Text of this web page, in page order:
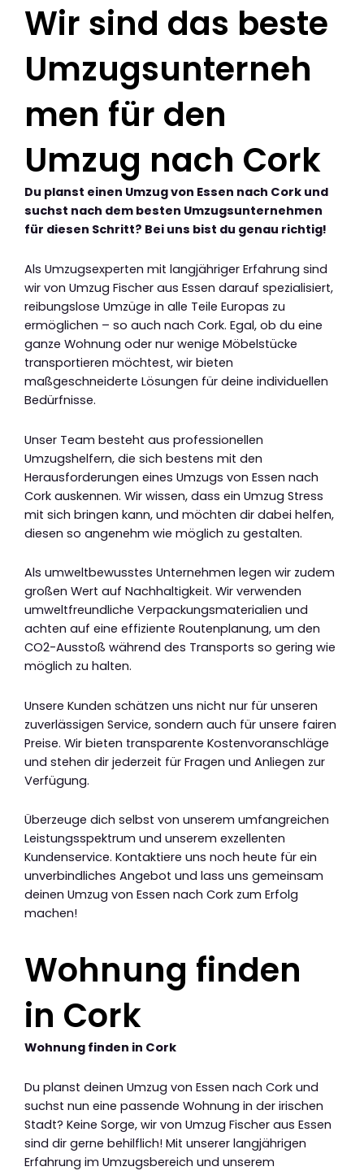
Wir sind das beste
Umzugsunterneh
men für den
Umzug nach Cork
Du planst einen Umzug von Essen nach Cork und
suchst nach dem besten Umzugsunternehmen
für diesen Schritt? Bei uns bist du genau richtig!
Als Umzugsexperten mit langjähriger Erfahrung sind
wir von Umzug Fischer aus Essen darauf spezialisiert,
reibungslose Umzüge in alle Teile Europas zu
ermöglichen – so auch nach Cork. Egal, ob du eine
ganze Wohnung oder nur wenige Möbelstücke
transportieren möchtest, wir bieten
maßgeschneiderte Lösungen für deine individuellen
Bedürfnisse.
Unser Team besteht aus professionellen
Umzugshelfern, die sich bestens mit den
Herausforderungen eines Umzugs von Essen nach
Cork auskennen. Wir wissen, dass ein Umzug Stress
mit sich bringen kann, und möchten dir dabei helfen,
diesen so angenehm wie möglich zu gestalten.
Als umweltbewusstes Unternehmen legen wir zudem
großen Wert auf Nachhaltigkeit. Wir verwenden
umweltfreundliche Verpackungsmaterialien und
achten auf eine effiziente Routenplanung, um den
CO2-Ausstoß während des Transports so gering wie
möglich zu halten.
Unsere Kunden schätzen uns nicht nur für unseren
zuverlässigen Service, sondern auch für unsere fairen
Preise. Wir bieten transparente Kostenvoranschläge
und stehen dir jederzeit für Fragen und Anliegen zur
Verfügung.
Überzeuge dich selbst von unserem umfangreichen
Leistungsspektrum und unserem exzellenten
Kundenservice. Kontaktiere uns noch heute für ein
unverbindliches Angebot und lass uns gemeinsam
deinen Umzug von Essen nach Cork zum Erfolg
machen!
Wohnung finden
in Cork
Wohnung finden in Cork
Du planst deinen Umzug von Essen nach Cork und
suchst nun eine passende Wohnung in der irischen
Stadt? Keine Sorge, wir von Umzug Fischer aus Essen
sind dir gerne behilflich! Mit unserer langjährigen
Erfahrung im Umzugsbereich und unserem